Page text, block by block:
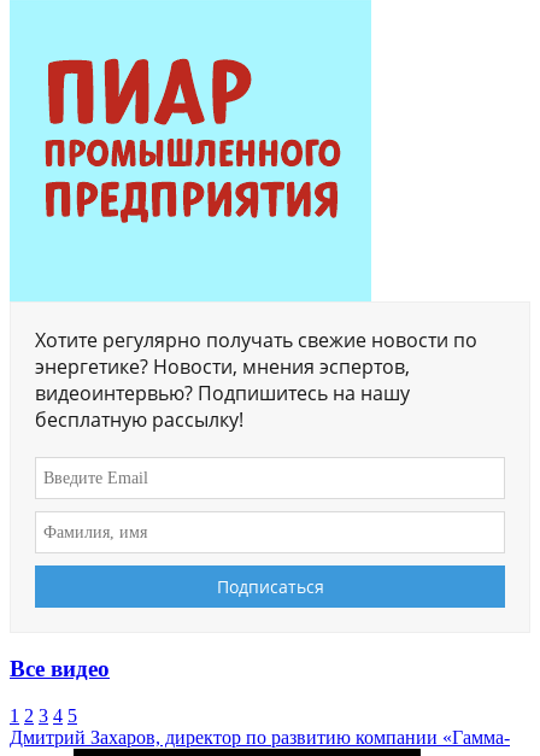
Хотите регулярно получать свежие новости по
энергетике? Новости, мнения эспертов,
видеоинтервью? Подпишитесь на нашу
бесплатную рассылку!
Все видео
1 2 3 4 5
Дмитрий Захаров, директор по развитию компании «Гамма-